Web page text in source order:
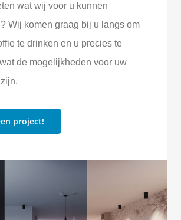
wat wij voor u kunnen
Wij komen graag bij u langs om
te drinken en u precies te
de mogelijkheden voor uw
project!